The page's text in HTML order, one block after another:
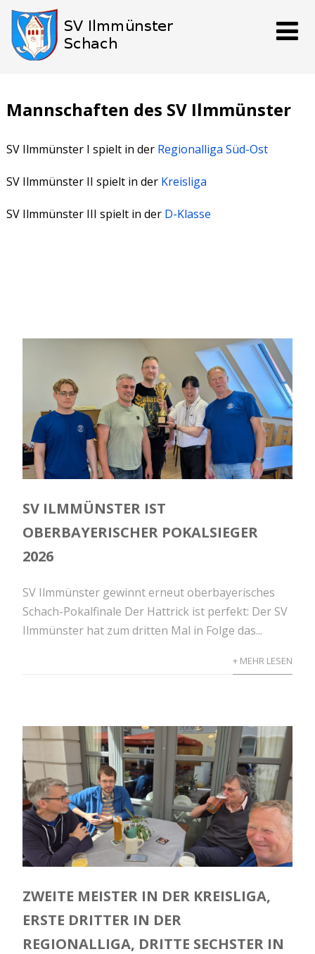
Mannschaften des SV Ilmmünster
SV Ilmmünster I spielt in der Regionalliga Süd-Ost
SV Ilmmünster II spielt in der Kreisliga
SV Ilmmünster III spielt in der D-Klasse
SV ILMMÜNSTER IST
OBERBAYERISCHER POKALSIEGER
2026
SV Ilmmünster gewinnt erneut oberbayerisches
Schach-Pokalfinale Der Hattrick ist perfekt: Der SV
Ilmmünster hat zum dritten Mal in Folge das...
+ MEHR LESEN
ZWEITE MEISTER IN DER KREISLIGA,
ERSTE DRITTER IN DER
REGIONALLIGA, DRITTE SECHSTER IN